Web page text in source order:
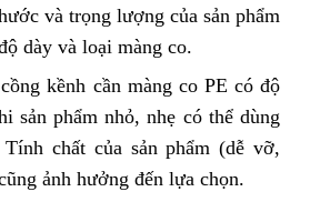
và trọng lượng của sản phẩm
dày và loại màng co.
kềnh cần màng co PE có độ
sản phẩm nhỏ, nhẹ có thể dùng
chất của sản phẩm (dễ vỡ,
ảnh hưởng đến lựa chọn.